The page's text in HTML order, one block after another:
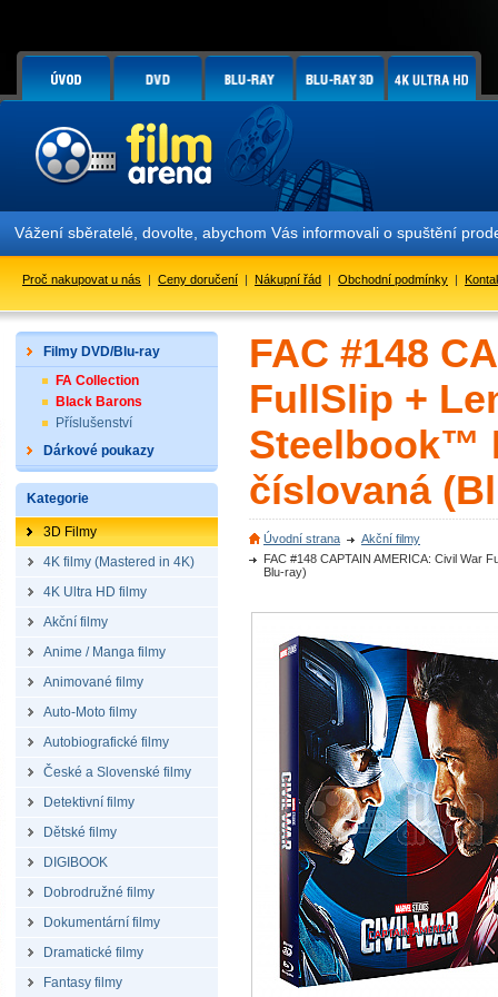
sběratelé, dovolte, abychom Vás informovali o spuštění prodeje
Proč nakupovat u nás | Ceny doručení | Nákupní řád | Obchodní podmínky |
Filmy DVD/Blu-ray
FA Collection
Black Barons
Příslušenství
Dárkové poukazy
Kategorie
3D Filmy
4K filmy (Mastered in 4K)
4K Ultra HD filmy
Akční filmy
Anime / Manga filmy
Animované filmy
Auto-Moto filmy
Autobiografické filmy
České a Slovenské filmy
Detektivní filmy
Dětské filmy
DIGIBOOK
Dobrodružné filmy
Dokumentární filmy
Dramatické filmy
Fantasy filmy
FAC #148
FullSlip +
Steelbook™
číslovaná
Úvodní strana
Akční filmy
FAC #148 CAPTAIN AMERICA: Civil War
Blu-ray)